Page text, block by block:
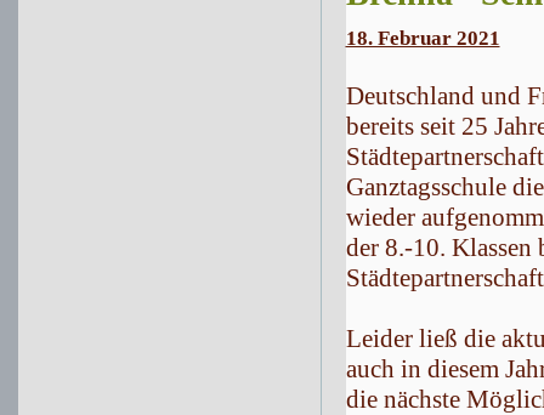
18. Februar 2021
Deutschland und
bereits seit 25
Ganztagsschule
wieder
der 8.-10. Klassen
Leider ließ die
auch in diesem
die nächste